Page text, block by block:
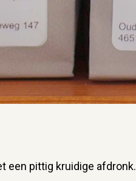
een pittig kruidige afdronk.